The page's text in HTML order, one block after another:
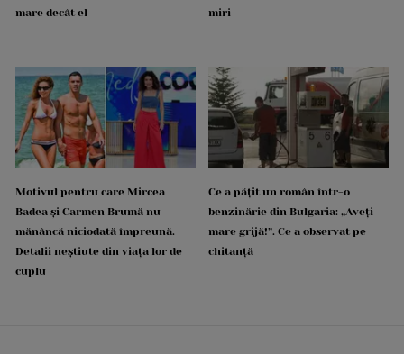
mare decât el
miri
Motivul pentru care Mircea
Badea și Carmen Brumă nu
mănâncă niciodată împreună.
Detalii neștiute din viața lor de
cuplu
Ce a pățit un român într-o
benzinărie din Bulgaria: „Aveți
mare grijă!”. Ce a observat pe
chitanță